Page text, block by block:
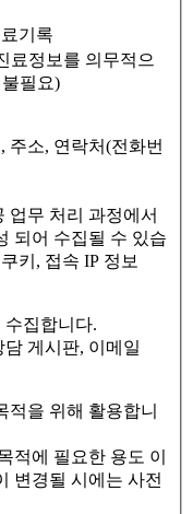
기록
료정보를 의무적으
필요)
주소, 연락처(전화번
업무 처리 과정에서
되어 수집될 수 있습
키, 접속 IP 정보
수집합니다.
게시판, 이메일
적을 위해 활용합니
적에 필요한 용도 이
변경될 시에는 사전